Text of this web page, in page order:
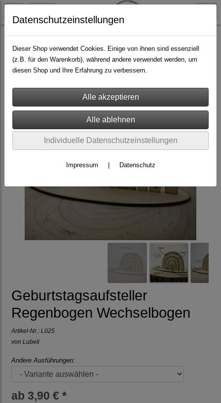
Graviertes & Bedrucktes
Geburtstagsaufsteller
Regenbogen Wechselbogen
Artikel-Nr.: L025
von Lubeli
Andere Ausführungen:
ab 3,90 € *
Datenschutzeinstellungen
Dieser Shop verwendet Cookies. Einige von ihnen sind essenziell
(z.B. für den Warenkorb), während andere verwendet werden, um
diesen Shop und Ihre Erfahrung zu verbessern.
Individuelle Datenschutzeinstellungen
Impressum Datenschutz